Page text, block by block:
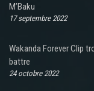
M’Baku
17 septembre 2022
Wakanda Forever Clip
battre
24 octobre 2022